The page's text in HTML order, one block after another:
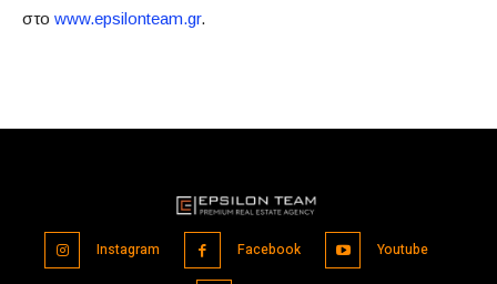
στο www.epsilonteam.gr.
Instagram Facebook Youtube